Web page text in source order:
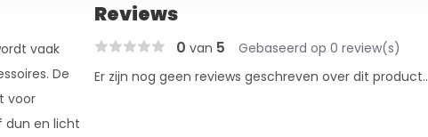
vaak
De
voor
dun en licht
Reviews
0 van 5 Gebaseerd op 0 review(s)
Er zijn nog geen reviews geschreven over dit product..